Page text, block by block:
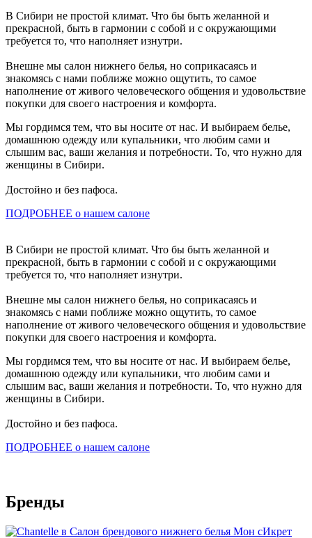
В Сибири не простой климат. Что бы быть желанной и
прекрасной, быть в гармонии с собой и с окружающими
требуется то, что наполняет изнутри.
Внешне мы салон нижнего белья, но соприкасаясь и
знакомясь с нами поближе можно ощутить, то самое
наполнение от живого человеческого общения и удовольствие
покупки для своего настроения и комфорта.
Мы гордимся тем, что вы носите от нас. И выбираем белье,
домашнюю одежду или купальники, что любим сами и
слышим вас, ваши желания и потребности. То, что нужно для
женщины в Сибири.
Достойно и без пафоса.
ПОДРОБНЕЕ о нашем салоне
В Сибири не простой климат. Что бы быть желанной и
прекрасной, быть в гармонии с собой и с окружающими
требуется то, что наполняет изнутри.
Внешне мы салон нижнего белья, но соприкасаясь и
знакомясь с нами поближе можно ощутить, то самое
наполнение от живого человеческого общения и удовольствие
покупки для своего настроения и комфорта.
Мы гордимся тем, что вы носите от нас. И выбираем белье,
домашнюю одежду или купальники, что любим сами и
слышим вас, ваши желания и потребности. То, что нужно для
женщины в Сибири.
Достойно и без пафоса.
ПОДРОБНЕЕ о нашем салоне
Бренды